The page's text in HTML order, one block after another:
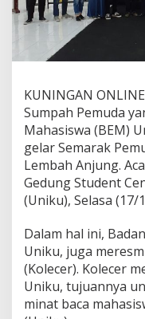
KUNINGAN
Sumpah Pemuda
Mahasiswa (BEM)
gelar Semarak
Lembah Anjung.
Gedung Student
(Uniku), Selasa (17/
Dalam hal ini,
Uniku, juga
(Kolecer). Kolecer
Uniku, tujuannya
minat baca